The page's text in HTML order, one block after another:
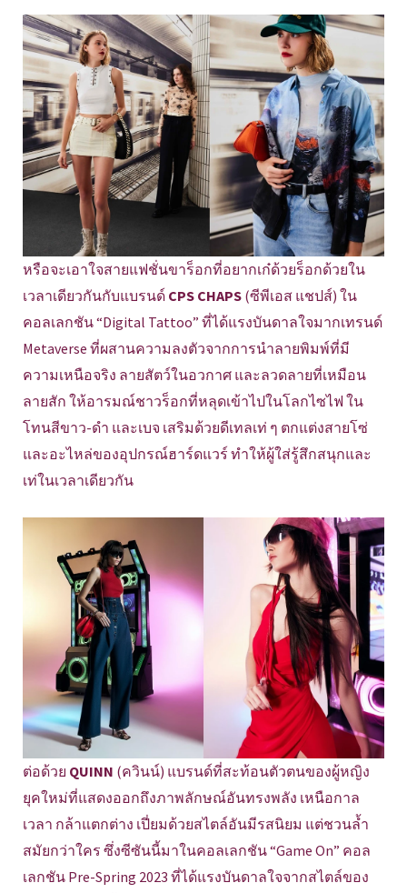
หรือจะเอาใจสายแฟชั่นขาร็อกที่อยากเก๋ด้วยร็อกด้วยใน
เวลาเดียวกันกับแบรนด์ CPS CHAPS (ซีพีเอส แชปส์) ใน
คอลเลกชัน “Digital Tattoo” ที่ได้แรงบันดาลใจมากเทรนด์
Metaverse ที่ผสานความลงตัวจากการนำลายพิมพ์ที่มี
ความเหนือจริง ลายสัตว์ในอวกาศ และลวดลายที่เหมือน
ลายสัก ให้อารมณ์ชาวร็อกที่หลุดเข้าไปในโลกไซไฟ ใน
โทนสีขาว-ดำ และเบจ เสริมด้วยดีเทลเท่ ๆ ตกแต่งสายโซ่
และอะไหล่ของอุปกรณ์ฮาร์ดแวร์ ทำให้ผู้ใส่รู้สึกสนุกและ
เท่ในเวลาเดียวกัน
ต่อด้วย QUINN (ควินน์) แบรนด์ที่สะท้อนตัวตนของผู้หญิง
ยุคใหม่ที่แสดงออกถึงภาพลักษณ์อันทรงพลัง เหนือกาล
เวลา กล้าแตกต่าง เปี่ยมด้วยสไตล์อันมีรสนิยม แต่ชวนล้ำ
สมัยกว่าใคร ซึ่งซีซันนี้มาในคอลเลกชัน “Game On” คอล
เลกชัน Pre-Spring 2023 ที่ได้แรงบันดาลใจจากสไตล์ของ